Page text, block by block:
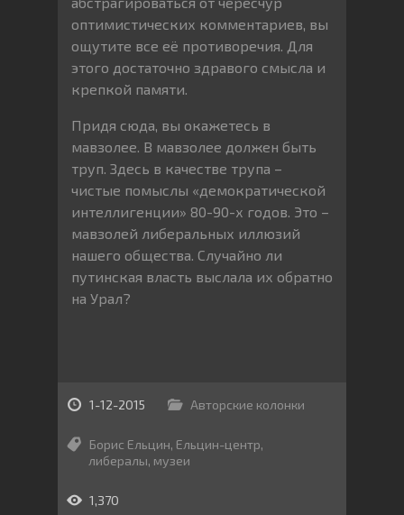
оптимистических комментариев, вы
ощутите все её противоречия. Для
этого достаточно здравого смысла и
крепкой памяти.
Придя сюда, вы окажетесь в
мавзолее. В мавзолее должен быть
труп. Здесь в качестве трупа –
чистые помыслы «демократической
интеллигенции» 80-90-х годов. Это –
мавзолей либеральных иллюзий
нашего общества. Случайно ли
путинская власть выслала их обратно
на Урал?
1-12-2015 Авторские колонки
Борис Ельцин, Ельцин-центр,
либералы, музеи
1,370